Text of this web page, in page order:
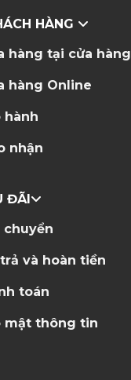
HÀNG
hàng tại cửa hàng
hàng Online
hành
nhận
ĐÃI
chuyển
và hoàn tiền
toán
mật thông tin